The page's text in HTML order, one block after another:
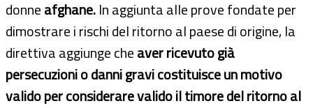
donneafghane.In aggiunta alle prove fondate per
dimostrare i rischi del ritorno al paese di origine, la
direttiva aggiunge cheaver ricevuto già
persecuzioni o danni gravi costituisce un motivo
valido per considerare valido il timore del ritorno al